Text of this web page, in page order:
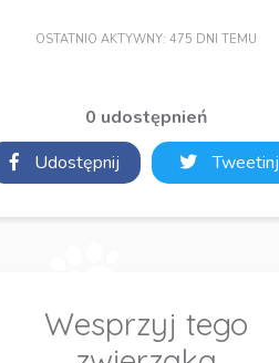
OSTATNIO AKTYWNY: 475 DNI TEMU
0 udostępnień
Udostępnij
Tweetinj
Wesprzyj tego